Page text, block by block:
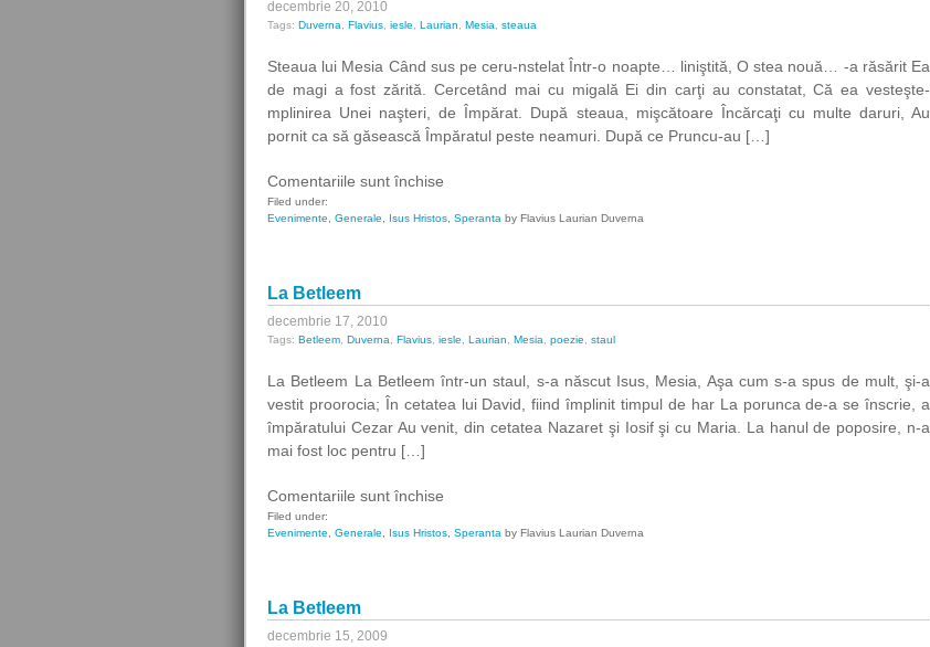
decembrie 20, 2010
Tags: Duverna Flavius iesle Laurian Mesia steaua
Steaua lui Mesia Când sus pe ceru-nstelat Într-o noapte… liniştită, O stea nouă… -a răsărit Ea
de magi a fost zărită. Cercetând mai cu migală Ei din carţi au constatat, Că ea vesteşte-
mplinirea Unei naşteri, de Împărat. După steaua, mişcătoare Încărcaţi cu multe daruri, Au
pornit ca să găsească Împăratul peste neamuri. După ce Pruncu-au […]
Comentariile sunt închise
lui
Filed under:
Evenimente
Generale Isus Hristos Speranta by Flavius Laurian Duverna
La Betleem
decembrie 17, 2010
Tags: Betleem Duverna Flavius iesle Laurian Mesia poezie staul
La Betleem La Betleem într-un staul, s-a născut Isus, Mesia, Aşa cum s-a spus de mult, şi-a
vestit proorocia; În cetatea lui David, fiind împlinit timpul de har La porunca de-a se înscrie, a
împăratului Cezar Au venit, din cetatea Nazaret şi Iosif şi cu Maria. La hanul de poposire, n-a
mai fost loc pentru […]
Comentariile sunt închise
Betleem
Filed under:
Evenimente
Generale Isus Hristos Speranta by Flavius Laurian Duverna
La Betleem
decembrie 15, 2009